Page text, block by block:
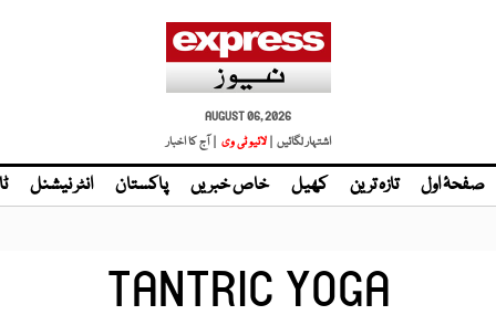
AUGUST 06, 2026
اشتہار لگائیں |
| آج کا اخبار
صفحۂ اول تازہ ترین کھیل خاص خبریں پاکستان انٹر نیشنل
TANTRIC YOGA